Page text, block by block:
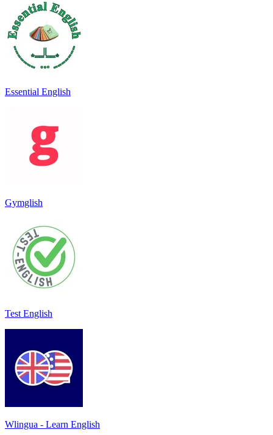
Essential English
Gymglish
Test English
Wlingua - Learn English